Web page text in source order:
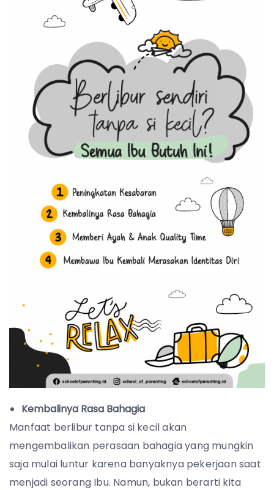
Kembalinya Rasa Bahagia
Manfaat berlibur tanpa si kecil akan
mengembalikan perasaan bahagia yang mungkin
saja mulai luntur karena banyaknya pekerjaan saat
menjadi seorang Ibu. Namun, bukan berarti kita